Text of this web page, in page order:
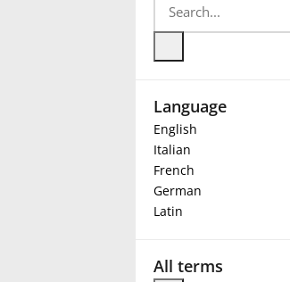
Deutsch
Français
Language
English
Italian
French
German
Latin
All terms